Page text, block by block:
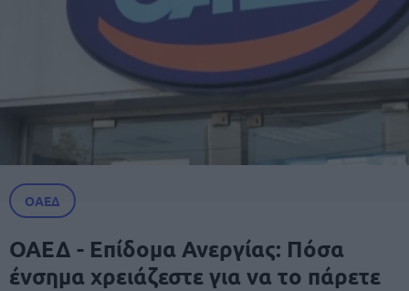
ΟΑΕΔ
ΟΑΕΔ - Επίδομα Ανεργίας: Πόσα
ένσημα χρειάζεστε για να το πάρετε